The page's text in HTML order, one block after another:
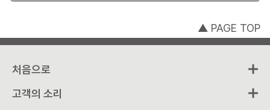
▲ PAGE TOP
처음으로
고객의 소리